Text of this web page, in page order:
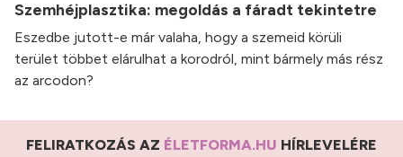
Szemhéjplasztika: megoldás a fáradt tekintetre
Eszedbe jutott-e már valaha, hogy a szemeid körüli
terület többet elárulhat a korodról, mint bármely más rész
az arcodon?
FELIRATKOZÁS AZ ÉLETFORMA.HU HÍRLEVELÉRE